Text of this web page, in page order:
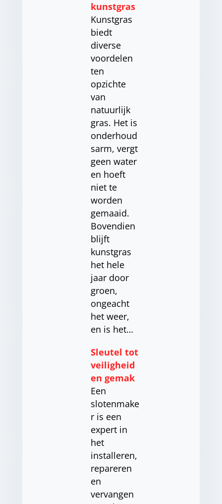
kunstgras
Kunstgras
biedt
diverse
voordelen
ten
opzichte
van
natuurlijk
gras. Het is
onderhoud
sarm, vergt
geen water
en hoeft
niet te
worden
gemaaid.
Bovendien
blijft
kunstgras
het hele
jaar door
groen,
ongeacht
het weer,
en is het…
Sleutel tot
veiligheid
en gemak
Een
slotenmake
r is een
expert in
het
installeren,
repareren
en
vervangen